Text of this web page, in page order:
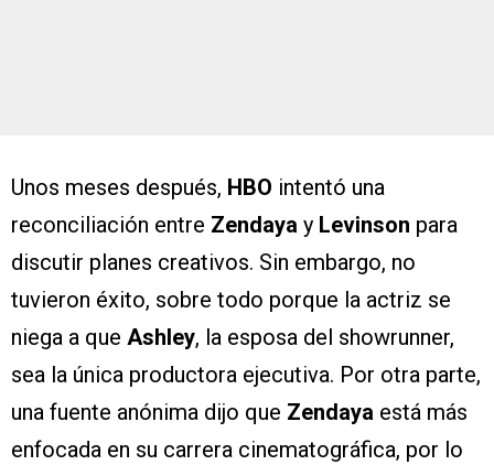
Unos meses después, HBO intentó una
reconciliación entre Zendaya y Levinson para
discutir planes creativos. Sin embargo, no
tuvieron éxito, sobre todo porque la actriz se
niega a que Ashley, la esposa del showrunner,
sea la única productora ejecutiva. Por otra parte,
una fuente anónima dijo que Zendaya está más
enfocada en su carrera cinematográfica, por lo